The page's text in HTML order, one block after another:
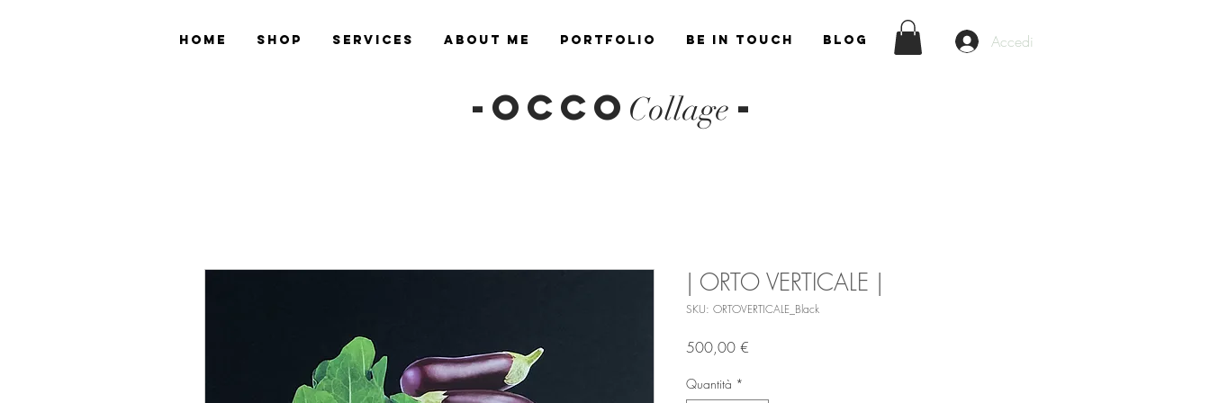
Home Shop Services About Me Portfolio Be in Touch Blog Accedi
-OCCO Collage -
| ORTO VERTICALE |
SKU: ORTOVERTICALE_Black
500,00 €
Quantità *